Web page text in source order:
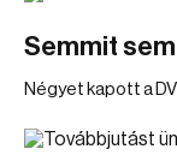
Semmit
Négyet kapott a